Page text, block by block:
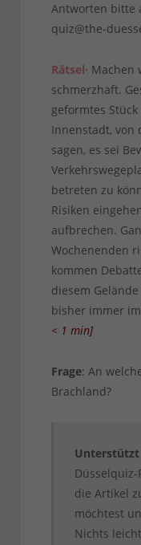
Antworten bitte
quiz@the-
Rätsel· Machen
schmerzhaft.
geformtes
Innenstadt, von
sagen, es sei
betreten zu
Risiken
aufbrechen.
Wochenenden
kommen
diesem
bisher immer
< 1 min]
Frage: An
Brachland?
Unterstützt
die Artikel
möchtest
Nichts